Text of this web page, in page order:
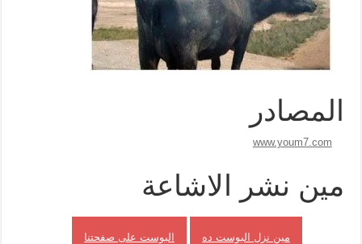
المصادر
www.youm7.com
مين نشر الاشاعة
مين نزل البوست ده البوست على صفحتنا